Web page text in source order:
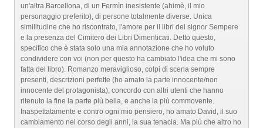
un'altra Barcellona, di un Fermìn inesistente (ahimè, il mio
personaggio preferito), di persone totalmente diverse. Unica
similitudine che ho riscontrato, l'amore per il libri del signor Sempere
e la presenza del Cimitero dei Libri Dimenticati. Detto questo,
specifico che è stata solo una mia annotazione che ho voluto
condividere con voi (non per questo ha cambiato l'idea che mi sono
fatta del libro). Romanzo meraviglioso, colpi di scena sempre
presenti, descrizioni perfette (ho amato la parte innocente/non
innocente del protagonista); concordo con altri utenti che hanno
ritenuto la fine la parte più bella, e anche la più commovente.
Inaspettatamente e contro ogni mio pensiero, ho amato David, il suo
cambiamento nel corso degli anni, la sua tenacia. Ma più che altro ho